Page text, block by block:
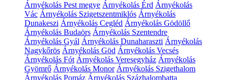
Árnyékolás Pest megye Árnyékolás Érd Árnyékolás
Vác Árnyékolás Szigetszentmiklós Árnyékolás
Dunakeszi Árnyékolás Cegléd Árnyékolás Gödöllő
Árnyékolás Budaörs Árnyékolás Szentendre
Árnyékolás Gyál Árnyékolás Dunaharaszti Árnyékolás
Nagykőrös Árnyékolás Göd Árnyékolás Vecsés
Árnyékolás Fót Árnyékolás Veresegyház Árnyékolás
Gyömrő Árnyékolás Monor Árnyékolás Szigethalom
Árnyékolás Pomáz Árnyékolás Százhalombatta